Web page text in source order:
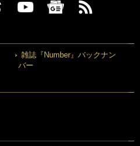
雑誌『Number』バックナン
バー